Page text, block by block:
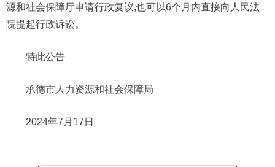
源和社会保障厅申请行政复议,也可以6个月内直接向人民法
院提起行政诉讼。
特此公告
承德市人力资源和社会保障局
2024年7月17日